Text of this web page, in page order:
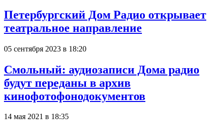
Петербургский Дом Радио открывает
театральное направление
05 сентября 2023 в 18:20
Смольный: аудиозаписи Дома радио
будут переданы в архив
кинофотофонодокументов
14 мая 2021 в 18:35